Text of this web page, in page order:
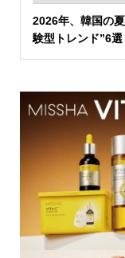
2026年、韓国の
験型トレンド”6選